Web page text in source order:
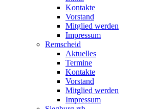
Kontakte
Vorstand
Mitglied werden
Impressum
Remscheid
Aktuelles
Termine
Kontakte
Vorstand
Mitglied werden
Impressum